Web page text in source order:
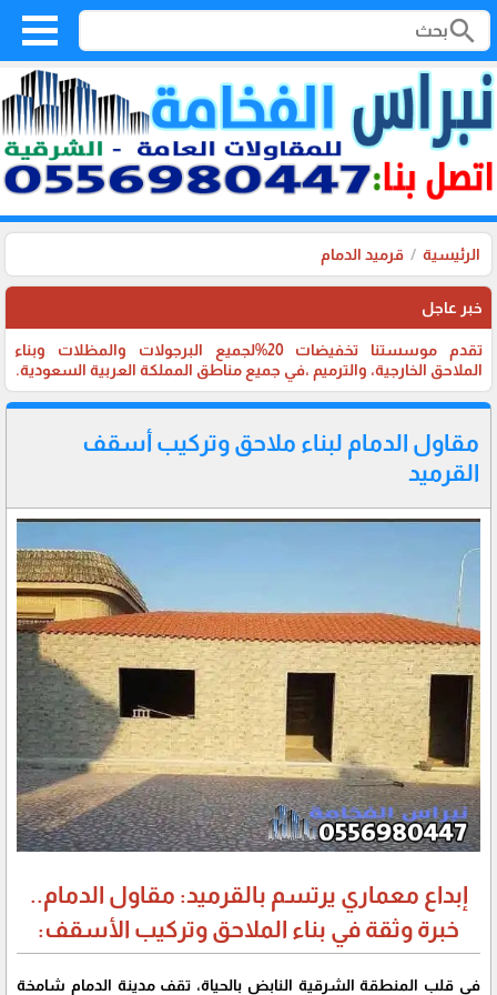
search
الرئيسية قرميد الدمام
خبر عاجل
تقدم موسستنا تخفيضات 20%لجميع البرجولات والمظلات وبناء
الملاحق الخارجية، والترميم ،في جميع مناطق المملكة العربية السعودية.
مقاول الدمام لبناء ملاحق وتركيب أسقف
القرميد
إبداع معماري يرتسم بالقرميد: مقاول الدمام..
خبرة وثقة في بناء الملاحق وتركيب الأسقف:
في قلب المنطقة الشرقية النابض بالحياة، تقف مدينة الدمام شامخة